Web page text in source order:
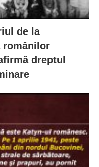
de la
românilor
dreptul